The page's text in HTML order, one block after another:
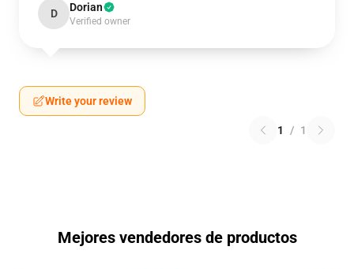
D Dorian
Verified owner
Write your review
1 / 1
Mejores vendedores de productos